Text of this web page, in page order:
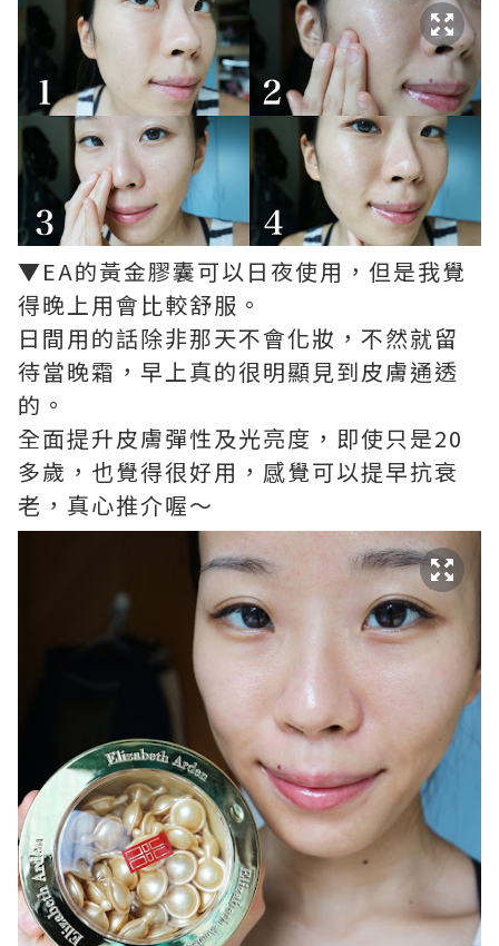
▼EA的黃金膠囊可以日夜使用，但是我覺
得晚上用會比較舒服。
日間用的話除非那天不會化妝，不然就留
待當晚霜，早上真的很明顯見到皮膚通透
的。
全面提升皮膚彈性及光亮度，即使只是20
多歲，也覺得很好用，感覺可以提早抗衰
老，真心推介喔～